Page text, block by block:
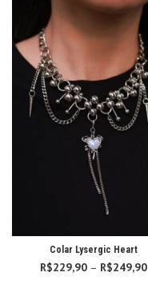
Colar Lysergic Heart
R$229,90 – R$249,90